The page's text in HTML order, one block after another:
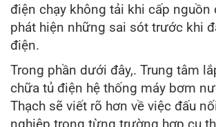
điện chạy không tải khi cấp nguồn
phát hiện những sai sót trước khi
điện.
Trong phần dưới đây,. Trung tâm
chữa tủ điện hệ thống máy bơm
Thạch sẽ viết rõ hơn về việc đấu